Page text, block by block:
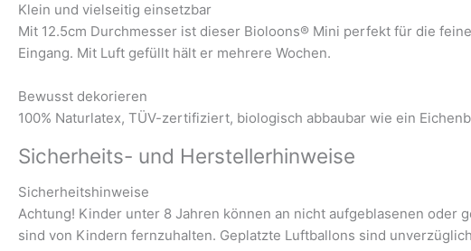
Klein und vielseitig einsetzbar
Mit 12.5cm Durchmesser ist dieser Bioloons® Mini perfekt für die
Eingang. Mit Luft gefüllt hält er mehrere Wochen.
Bewusst dekorieren
100% Naturlatex, TÜV-zertifiziert, biologisch abbaubar wie ein
Sicherheits- und Herstellerhinweise
Sicherheitshinweise
Achtung! Kinder unter 8 Jahren können an nicht aufgeblasenen
sind von Kindern fernzuhalten. Geplatzte Luftballons sind